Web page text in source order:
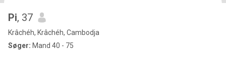
Pi, 37
Krâchéh, Krâchéh, Cambodja
Søger: Mand 40 - 75